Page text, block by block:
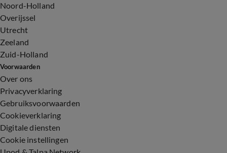
Noord-Holland
Overijssel
Utrecht
Zeeland
Zuid-Holland
Voorwaarden
Over ons
Privacyverklaring
Gebruiksvoorwaarden
Cookieverklaring
Digitale diensten
Cookie instellingen